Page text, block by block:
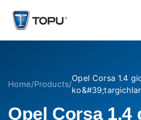
Home/Products/
Opel Corsa 1.4
Opel Corsa 1.4